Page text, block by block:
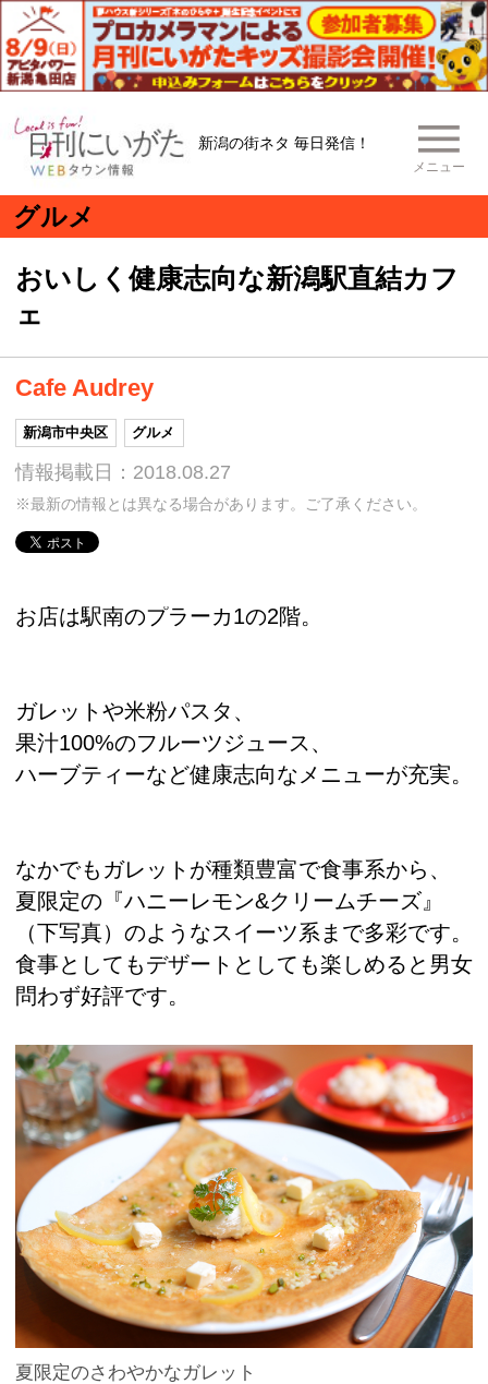
新潟の街ネタ 毎日発信！
メニュー
グルメ
おいしく健康志向な新潟駅直結カフ
ェ
Cafe Audrey
新潟市中央区 グルメ
情報掲載日：2018.08.27
※最新の情報とは異なる場合があります。ご了承ください。
お店は駅南のプラーカ1の2階。
ガレットや米粉パスタ、
果汁100%のフルーツジュース、
ハーブティーなど健康志向なメニューが充実。
なかでもガレットが種類豊富で食事系から、
夏限定の『ハニーレモン&クリームチーズ』
（下写真）のようなスイーツ系まで多彩です。
食事としてもデザートとしても楽しめると男女
問わず好評です。
夏限定のさわやかなガレット